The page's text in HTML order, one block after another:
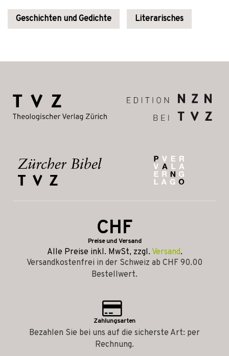
Geschichten und Gedichte Literarisches
CHF
Preise und Versand
Alle Preise inkl. MwSt, zzgl. Versand.
Versandkostenfrei in der Schweiz ab CHF 90.00
Bestellwert.
Zahlungsarten
Bezahlen Sie bei uns auf die sicherste Art: per
Rechnung.